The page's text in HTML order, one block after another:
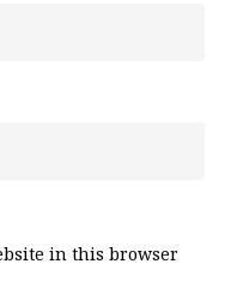
in this browser